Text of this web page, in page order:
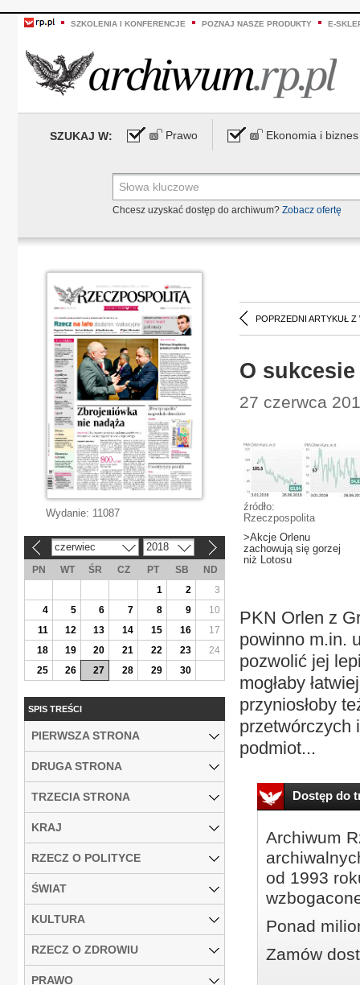
SZKOLENIA I KONFERENCJE POZNAJ NASZE PRODUKTY E-
SZUKAJ W: Prawo Ekonomia i biznes
Chcesz uzyskać dostęp do archiwum? Zobacz ofertę
POPRZEDNI ARTYKUŁ Z
O sukcesie
27 czerwca
źródło:
Rzeczpospolita
>Akcje Orlenu
zachowują się gorzej
niż Lotosu
PKN Orlen z
powinno m.in.
pozwolić jej
mogłaby
przyniosłoby
przetwórczych
podmiot...
Dostęp do
Archiwum
od 1993
Ponad
Zamów
Wydanie: 11087
czerwiec 2018
PN WT ŚR CZ PT SB
ND
1
2
3
4
5 6 7 8 9
10
11
12 13 14 15 16
17
18
19 20 21 22 23
24
25
26 27 28 29 30
SPIS TREŚCI
PIERWSZA STRONA
DRUGA STRONA
TRZECIA STRONA
KRAJ
RZECZ O POLITYCE
ŚWIAT
KULTURA
RZECZ O ZDROWIU
PRAWO